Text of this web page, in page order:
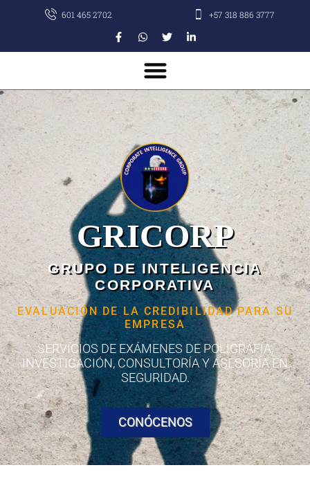
601 465 2702 +57 318 886 3777
GRICORP
GRUPO DE INTELIGENCIA
CORPORATIVA
EVALUACIÓN DE LA CREDIBILIDAD PARA SU
EMPRESA
SERVICIOS DE EXÁMENES DE POLIGRAFÍA,
INVESTIGACIÓN, CONSULTORÍA Y ASESORÍA EN
SEGURIDAD.
CONÓCENOS